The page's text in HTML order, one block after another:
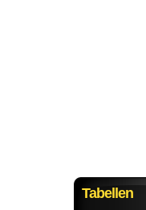
Tabellen